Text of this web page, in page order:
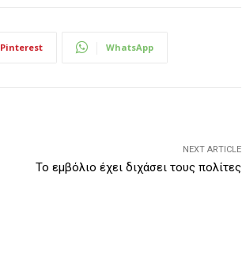
Pinterest WhatsApp
NEXT ARTICLE
Το εμβόλιο έχει διχάσει τους πολίτες